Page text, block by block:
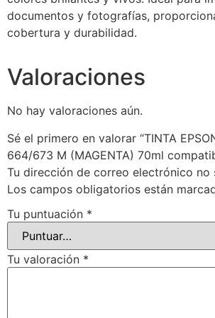
documentos y fotografías,
cobertura y durabilidad.
Valoraciones
No hay valoraciones aún.
Sé el primero en valorar “TINTA
664/673 M (MAGENTA) 70ml
Tu dirección de correo electrónico no
Los campos obligatorios están
Tu puntuación *
Tu valoración *